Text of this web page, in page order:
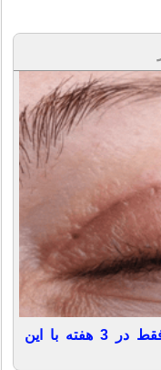
کاهش چشمگیر جای زخم و بخیه فقط در 3 هفته با این